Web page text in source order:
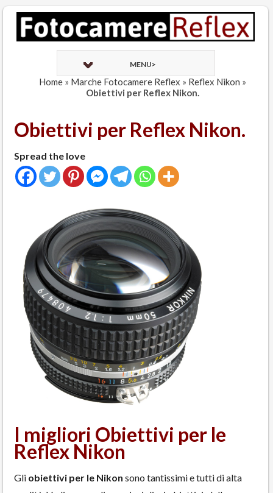
MENU>
Home » Marche Fotocamere Reflex » Reflex Nikon »
Obiettivi per Reflex Nikon.
Obiettivi per Reflex Nikon.
Spread the love
I migliori Obiettivi per le
Reflex Nikon
Gli obiettivi per le Nikon sono tantissimi e tutti di alta